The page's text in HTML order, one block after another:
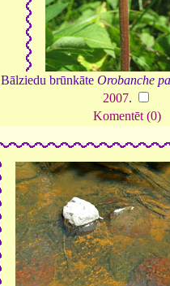
Bālziedu brūnkāte Orobanche
2007.
Komentēt (0)